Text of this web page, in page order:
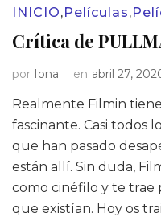
INICIO,Películas,
Crítica de
por Iona en abril 27,
Realmente Filmin
fascinante. Casi todos
que han pasado
están allí. Sin duda,
como cinéfilo y te trae
que existían. Hoy os